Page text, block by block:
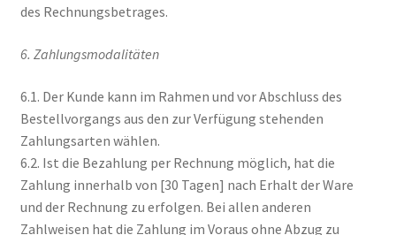
des Rechnungsbetrages.
6. Zahlungsmodalitäten
6.1. Der Kunde kann im Rahmen und vor Abschluss des
Bestellvorgangs aus den zur Verfügung stehenden
Zahlungsarten wählen.
6.2. Ist die Bezahlung per Rechnung möglich, hat die
Zahlung innerhalb von [30 Tagen] nach Erhalt der Ware
und der Rechnung zu erfolgen. Bei allen anderen
Zahlweisen hat die Zahlung im Voraus ohne Abzug zu